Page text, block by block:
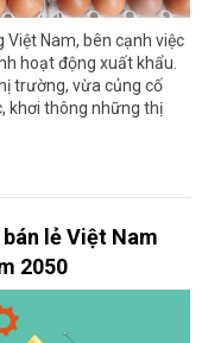
Nam, bên cạnh việc
hoạt động xuất khẩu.
trường, vừa củng cố
khơi thông những thị
lẻ Việt Nam
2050